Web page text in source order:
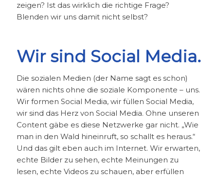
zeigen? Ist das wirklich die richtige Frage?
Blenden wir uns damit nicht selbst?
Wir sind Social Media.
Die sozialen Medien (der Name sagt es schon)
wären nichts ohne die soziale Komponente – uns.
Wir formen Social Media, wir füllen Social Media,
wir sind das Herz von Social Media. Ohne unseren
Content gäbe es diese Netzwerke gar nicht. „Wie
man in den Wald hineinruft, so schallt es heraus.“
Und das gilt eben auch im Internet. Wir erwarten,
echte Bilder zu sehen, echte Meinungen zu
lesen, echte Videos zu schauen, aber erfüllen